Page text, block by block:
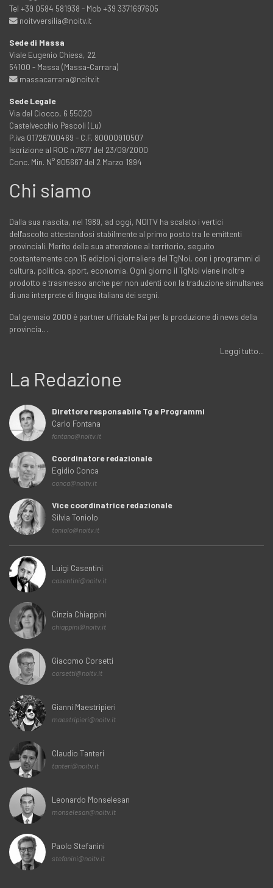
Tel +39 0584 581938 - Mob +39 3371697605
noitvversilia@noitv.it
Sede di Massa
Viale Eugenio Chiesa, 22
54100 - Massa (Massa-Carrara)
massacarrara@noitv.it
Sede Legale
Via del Ciocco, 6 55020
Castelvecchio Pascoli (Lu)
P.iva 01726700469 - C.F. 80000910507
Iscrizione al ROC n.7677 del 23/09/2000
Conc. Min. N° 905667 del 2 Marzo 1994
Chi siamo
Dalla sua nascita, nel 1989, ad oggi, NOITV ha scalato i vertici
dell'ascolto attestandosi stabilmente al primo posto tra le emittenti
provinciali. Merito della sua attenzione al territorio, seguito
costantemente con 15 edizioni giornaliere del TgNoi, con i programmi di
cultura, politica, sport, economia. Ogni giorno il TgNoi viene inoltre
prodotto e trasmesso anche per non udenti con la traduzione simultanea
di una interprete di lingua italiana dei segni.
Dal gennaio 2000 è partner ufficiale Rai per la produzione di news della
provincia…
Leggi tutto...
La Redazione
Direttore responsabile Tg e Programmi
Carlo Fontana
fontana@noitv.it
Coordinatore redazionale
Egidio Conca
conca@noitv.it
Vice coordinatrice redazionale
Silvia Toniolo
toniolo@noitv.it
Luigi Casentini
casentini@noitv.it
Cinzia Chiappini
chiappini@noitv.it
Giacomo Corsetti
corsetti@noitv.it
Gianni Maestripieri
maestripieri@noitv.it
Claudio Tanteri
tanteri@noitv.it
Leonardo Monselesan
monselesan@noitv.it
Paolo Stefanini
stefanini@noitv.it